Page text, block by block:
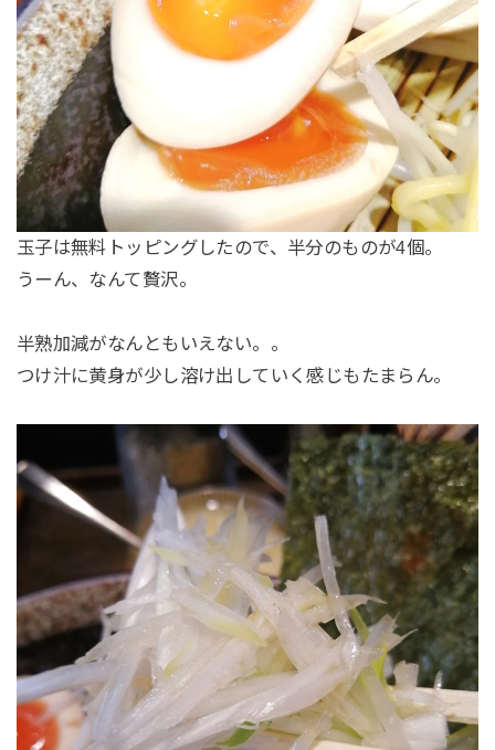
玉子は無料トッピングしたので、半分のものが4個。
うーん、なんて贅沢。
半熟加減がなんともいえない。。
つけ汁に黄身が少し溶け出していく感じもたまらん。